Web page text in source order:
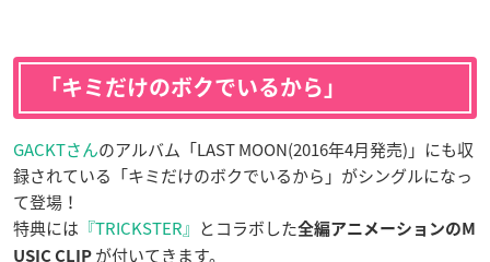
「キミだけのボクでいるから」
GACKTさんのアルバム「LAST MOON(2016年4月発売)」にも収
録されている「キミだけのボクでいるから」がシングルになっ
て登場！
特典には 『TRICKSTER』 とコラボした全編アニメーションのM
USIC CLIP が付いてきます。